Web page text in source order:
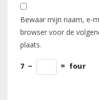
Bewaar mijn naam, e-
browser voor de
plaats.
7 − = four